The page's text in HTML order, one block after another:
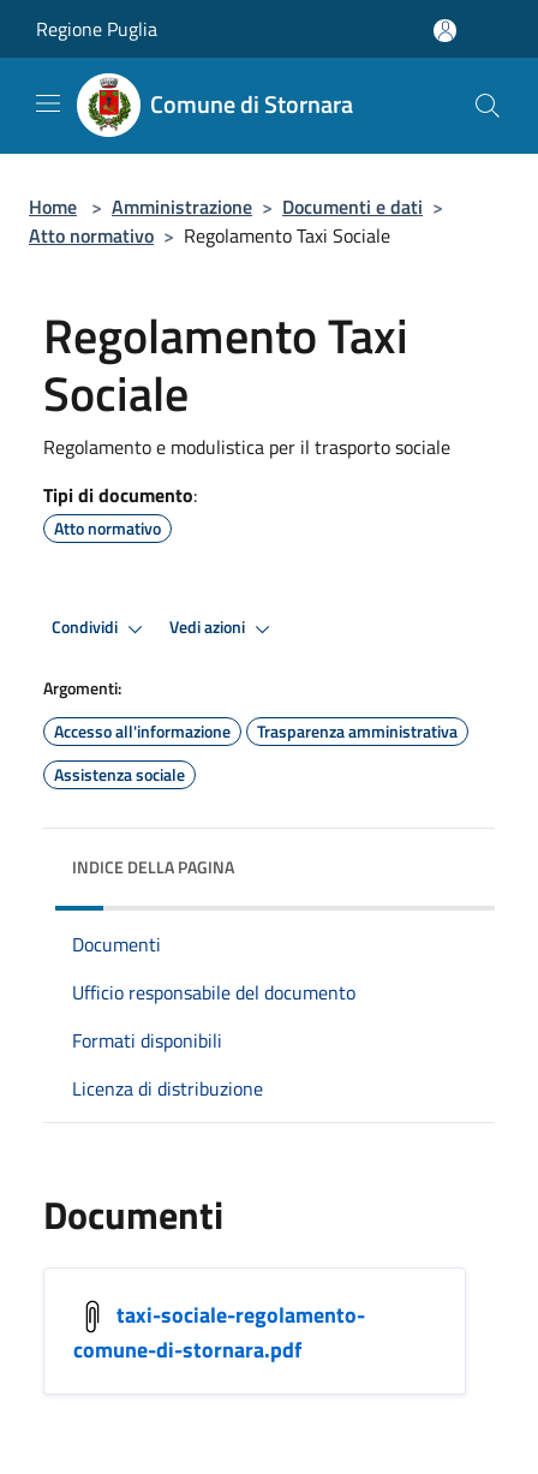
Regione Puglia
Comune di Stornara
Home > Amministrazione > Documenti e dati >
Atto normativo > Regolamento Taxi Sociale
Regolamento Taxi
Sociale
Regolamento e modulistica per il trasporto sociale
Tipi di documento:
Atto normativo
Condividi Vedi azioni
Argomenti:
Accesso all'informazione
Trasparenza amministrativa
Assistenza sociale
INDICE DELLA PAGINA
Documenti
Ufficio responsabile del documento
Formati disponibili
Licenza di distribuzione
Documenti
taxi-sociale-regolamento-
comune-di-stornara.pdf